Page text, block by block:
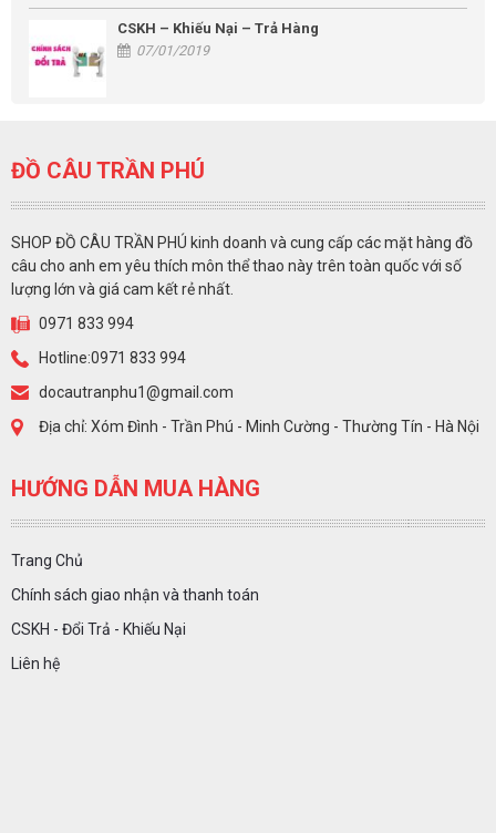
CSKH – Khiếu Nại – Trả Hàng
07/01/2019
ĐỒ CÂU TRẦN PHÚ
SHOP ĐỒ CÂU TRẦN PHÚ kinh doanh và cung cấp các mặt hàng đồ
câu cho anh em yêu thích môn thể thao này trên toàn quốc với số
lượng lớn và giá cam kết rẻ nhất.
0971 833 994
Hotline:0971 833 994
docautranphu1@gmail.com
Địa chỉ: Xóm Đình - Trần Phú - Minh Cường - Thường Tín - Hà Nội
HƯỚNG DẪN MUA HÀNG
Trang Chủ
Chính sách giao nhận và thanh toán
CSKH - Đổi Trả - Khiếu Nại
Liên hệ